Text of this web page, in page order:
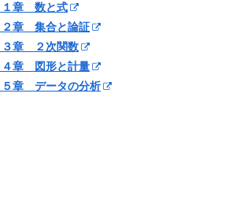
章 数と式
章 集合と論証
章 ２次関数
章 図形と計量
章 データの分析